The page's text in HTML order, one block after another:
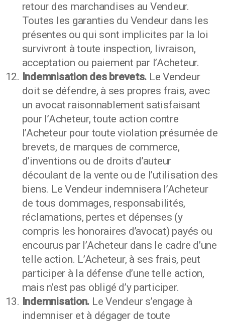
retour des marchandises au Vendeur.
Toutes les garanties du Vendeur dans les
présentes ou qui sont implicites par la loi
survivront à toute inspection, livraison,
acceptation ou paiement par l’Acheteur.
Indemnisation des brevets. Le Vendeur
doit se défendre, à ses propres frais, avec
un avocat raisonnablement satisfaisant
pour l’Acheteur, toute action contre
l’Acheteur pour toute violation présumée de
brevets, de marques de commerce,
d’inventions ou de droits d’auteur
découlant de la vente ou de l’utilisation des
biens. Le Vendeur indemnisera l’Acheteur
de tous dommages, responsabilités,
réclamations, pertes et dépenses (y
compris les honoraires d’avocat) payés ou
encourus par l’Acheteur dans le cadre d’une
telle action. L’Acheteur, à ses frais, peut
participer à la défense d’une telle action,
mais n’est pas obligé d’y participer.
Indemnisation. Le Vendeur s’engage à
indemniser et à dégager de toute